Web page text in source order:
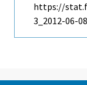
https://
3_2012-06-